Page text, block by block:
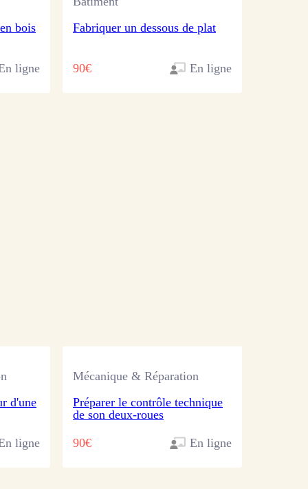
bois
ligne
Fabriquer un dessous de plat
90€ En ligne
d'une
ligne
Mécanique & Réparation
Préparer le contrôle technique
de son deux-roues
90€ En ligne